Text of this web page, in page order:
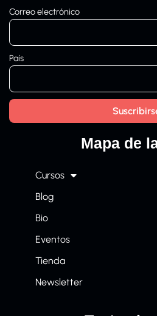
Correo electrónico
País
Mapa de
Cursos
Blog
Bio
Eventos
Tienda
Newsletter